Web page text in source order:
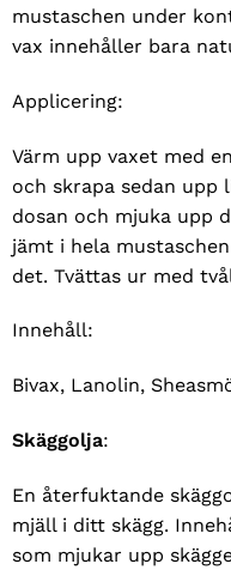
mustaschen under
vax innehåller bara
Applicering:
Värm upp vaxet med
och skrapa sedan upp
dosan och mjuka upp
jämt i hela
det. Tvättas ur med
Innehåll:
Bivax, Lanolin,
Skäggolja:
En återfuktande
mjäll i ditt skägg.
som mjukar upp